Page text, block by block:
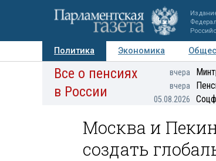
Политика Экономика
Авторы Персоны Мнения
Все о пенсиях
в России
вчера
вчера
05.08.2026
Москва и
создать